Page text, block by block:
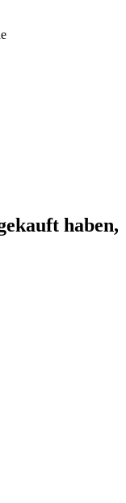
haben,